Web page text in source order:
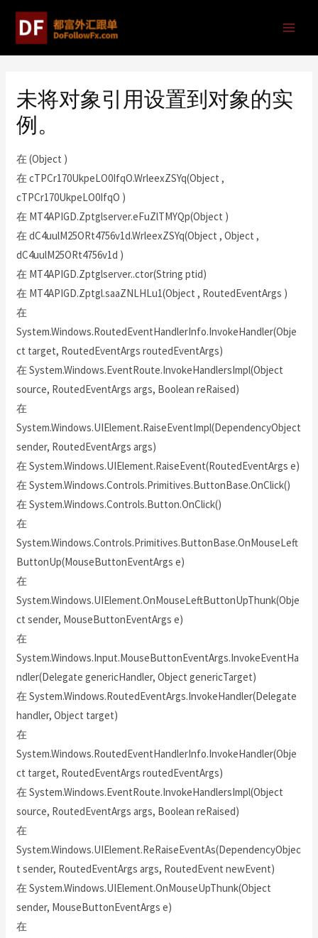
未将对象引用设置到对象的实
例。
在 (Object )
在 cTPCr170UkpeLO0IfqO.WrleexZSYq(Object ,
cTPCr170UkpeLO0IfqO )
在 MT4APIGD.Zptglserver.eFuZlTMYQp(Object )
在 dC4uulM25ORt4756v1d.WrleexZSYq(Object , Object ,
dC4uulM25ORt4756v1d )
在 MT4APIGD.Zptglserver..ctor(String ptid)
在 MT4APIGD.Zptgl.saaZNLHLu1(Object , RoutedEventArgs )
在
System.Windows.RoutedEventHandlerInfo.InvokeHandler(Obje
ct target, RoutedEventArgs routedEventArgs)
在 System.Windows.EventRoute.InvokeHandlersImpl(Object
source, RoutedEventArgs args, Boolean reRaised)
在
System.Windows.UIElement.RaiseEventImpl(DependencyObject
sender, RoutedEventArgs args)
在 System.Windows.UIElement.RaiseEvent(RoutedEventArgs e)
在 System.Windows.Controls.Primitives.ButtonBase.OnClick()
在 System.Windows.Controls.Button.OnClick()
在
System.Windows.Controls.Primitives.ButtonBase.OnMouseLeft
ButtonUp(MouseButtonEventArgs e)
在
System.Windows.UIElement.OnMouseLeftButtonUpThunk(Obje
ct sender, MouseButtonEventArgs e)
在
System.Windows.Input.MouseButtonEventArgs.InvokeEventHa
ndler(Delegate genericHandler, Object genericTarget)
在 System.Windows.RoutedEventArgs.InvokeHandler(Delegate
handler, Object target)
在
System.Windows.RoutedEventHandlerInfo.InvokeHandler(Obje
ct target, RoutedEventArgs routedEventArgs)
在 System.Windows.EventRoute.InvokeHandlersImpl(Object
source, RoutedEventArgs args, Boolean reRaised)
在
System.Windows.UIElement.ReRaiseEventAs(DependencyObjec
t sender, RoutedEventArgs args, RoutedEvent newEvent)
在 System.Windows.UIElement.OnMouseUpThunk(Object
sender, MouseButtonEventArgs e)
在